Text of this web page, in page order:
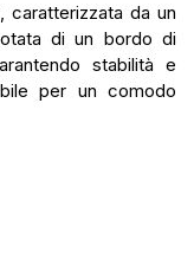
caratterizzata da un
di un bordo di
stabilità e
per un comodo